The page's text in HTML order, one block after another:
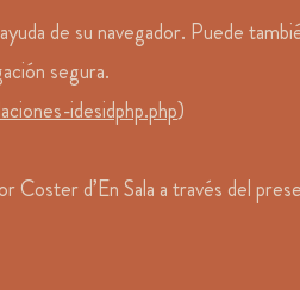
de su navegador. Puede
segura.
idesidphp.php)
Coster d’En Sala a través del